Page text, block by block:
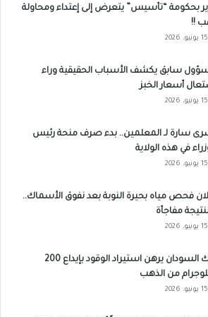
بحكومة “تأسيس” يتعرض إلى إعتداء ومحاولة
!!
15 يونيو، 2026
سابق يكشف الأسباب الحقيقية وراء
أسعار الخبز
15 يونيو، 2026
سارة لـ المعلمين.. بدء صرف منحة رئيس
في هذه الولاية
15 يونيو، 2026
فحص مياه بحيرة النوبة بعد نفوق الأسماك..
مفاجأة
15 يونيو، 2026
بنك السودان يرهن استيراد الوقود بإيداع 200
من الذهب
15 يونيو، 2026